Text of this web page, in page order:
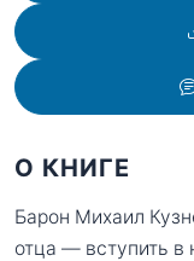
О КНИГЕ
Барон Михаил
отца — вступить в